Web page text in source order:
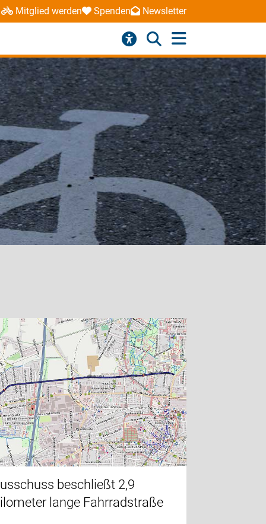
Mitglied werden Spenden Newsletter
beschließt 2,9
lange Fahrradstraße